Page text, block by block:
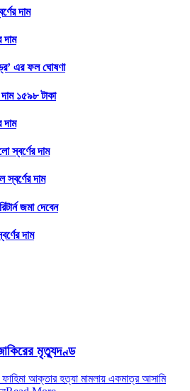
দাম
দাম
এর ফল ঘোষণা
১৫৯৮ টাকা
দাম
স্বর্ণের দাম
স্বর্ণের দাম
জমা দেবেন
দাম
মৃত্যুদণ্ড
আক্তার হত্যা মামলায় একমাত্র আসামি